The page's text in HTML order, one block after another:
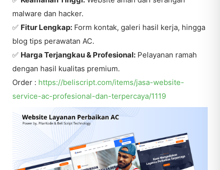
malware dan hacker.
✅ Fitur Lengkap: Form kontak, galeri hasil kerja, hingga
blog tips perawatan AC.
✅ Harga Terjangkau & Profesional: Pelayanan ramah
dengan hasil kualitas premium.
Order : https://beliscript.com/items/jasa-website-
service-ac-profesional-dan-terpercaya/1119